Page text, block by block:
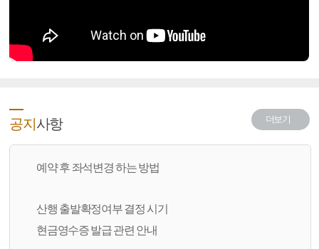
공지 사항 더보기
예약 후 좌석변경 하는 방법
산행 출발확정여부 결정 시기
현금영수증 발급 관련 안내